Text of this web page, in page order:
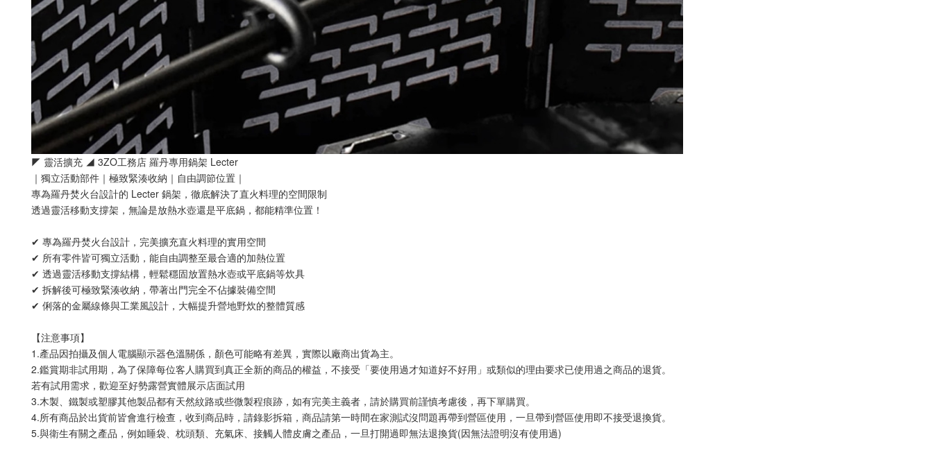
◤ 靈活擴充 ◢ 3ZO工務店 羅丹專用鍋架 Lecter
｜獨立活動部件｜極致緊湊收納｜自由調節位置｜
專為羅丹焚火台設計的 Lecter 鍋架，徹底解決了直火料理的空間限制
透過靈活移動支撐架，無論是放熱水壺還是平底鍋，都能精準位置！
✔ 專為羅丹焚火台設計，完美擴充直火料理的實用空間
✔ 所有零件皆可獨立活動，能自由調整至最合適的加熱位置
✔ 透過靈活移動支撐結構，輕鬆穩固放置熱水壺或平底鍋等炊具
✔ 拆解後可極致緊湊收納，帶著出門完全不佔據裝備空間
✔ 俐落的金屬線條與工業風設計，大幅提升營地野炊的整體質感
【注意事項】
1.產品因拍攝及個人電腦顯示器色溫關係，顏色可能略有差異，實際以廠商出貨為主。
2.鑑賞期非試用期，為了保障每位客人購買到真正全新的商品的權益，不接受「要使用過才知道好不好用」或類似的理由要求已使用過之商品的退貨。
若有試用需求，歡迎至好勢露營實體展示店面試用
3.木製、鐵製或塑膠其他製品都有天然紋路或些微製程痕跡，如有完美主義者，請於購買前謹慎考慮後，再下單購買。
4.所有商品於出貨前皆會進行檢查，收到商品時，請錄影拆箱，商品請第一時間在家測試沒問題再帶到營區使用，一旦帶到營區使用即不接受退換貨。
5.與衛生有關之產品，例如睡袋、枕頭類、充氣床、接觸人體皮膚之產品，一旦打開過即無法退換貨(因無法證明沒有使用過)